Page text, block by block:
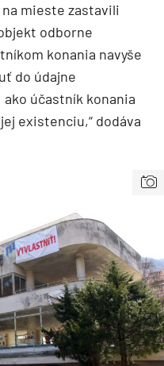
mieste zastavili
odborne
konania navyše
do údajne
účastník konania
existenciu,“ dodáva